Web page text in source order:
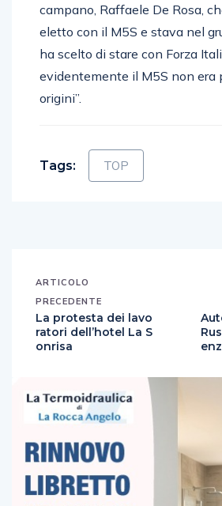
campano, Raffaele De Rosa,
eletto con il M5S e stava nel
ha scelto di stare con Forza
evidentemente il M5S non era
origini”.
Tags: TOP
ARTICOLO
PRECEDENTE
La protesta dei lavo
ratori dell’hotel La S
onrisa